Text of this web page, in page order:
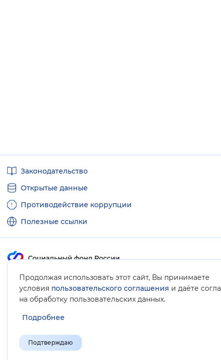
Продолжая использовать этот сайт, Вы принимаете
условия пользовательского соглашения и даёте
на обработку пользовательских данных.
Подробнее
Подтверждаю
ссылкиЗаконодательство
Открытые данные
Противодействие коррупции
Полезные ссылки
Карта сайта
© Социальный фонд России, 2008-2026